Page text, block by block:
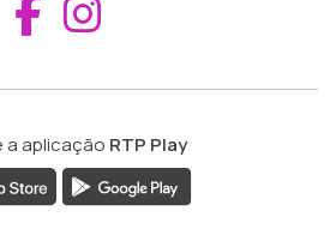
Aceder ao
a aplicação RTP Play